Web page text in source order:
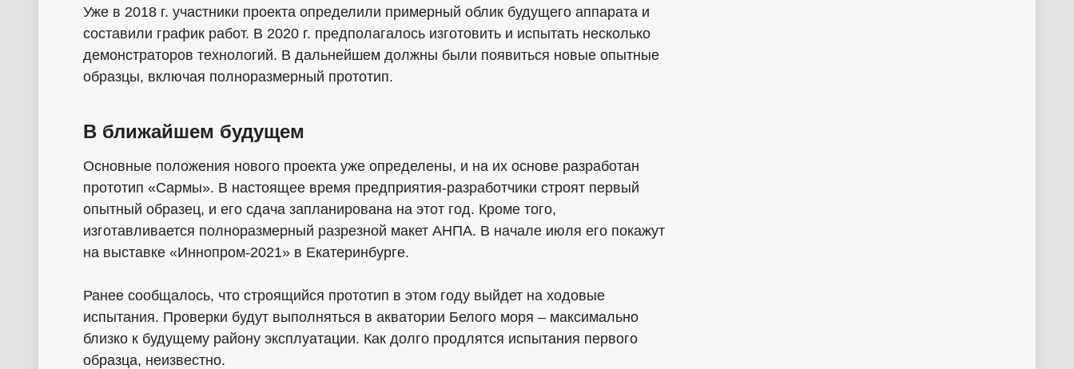
Уже в 2018 г. участники проекта определили примерный облик будущего аппарата и
составили график работ. В 2020 г. предполагалось изготовить и испытать несколько
демонстраторов технологий. В дальнейшем должны были появиться новые опытные
образцы, включая полноразмерный прототип.
В ближайшем будущем
Основные положения нового проекта уже определены, и на их основе разработан
прототип «Сармы». В настоящее время предприятия-разработчики строят первый
опытный образец, и его сдача запланирована на этот год. Кроме того,
изготавливается полноразмерный разрезной макет АНПА. В начале июля его покажут
на выставке «Иннопром-2021» в Екатеринбурге.
Ранее сообщалось, что строящийся прототип в этом году выйдет на ходовые
испытания. Проверки будут выполняться в акватории Белого моря – максимально
близко к будущему району эксплуатации. Как долго продлятся испытания первого
образца, неизвестно.